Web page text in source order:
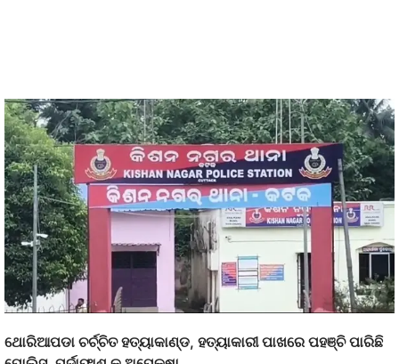
ଥୋରିଆପଡା ଚର୍ଚ୍ଚିତ ହତ୍ୟାକାଣ୍ଡ, ହତ୍ୟାକାରୀ ପାଖରେ ପହଞ୍ଚି ପାରିଛି